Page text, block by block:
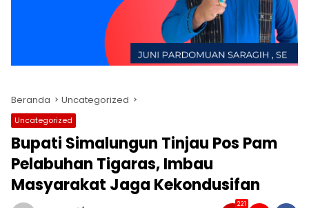
Beranda Uncategorized
Uncategorized
Bupati Simalungun Tinjau Pos Pam
Pelabuhan Tigaras, Imbau
Masyarakat Jaga Kekondusifan
221